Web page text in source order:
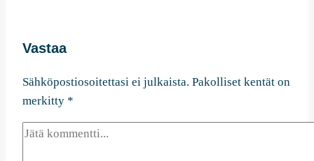
Vastaa
Sähköpostiosoitettasi ei julkaista. Pakolliset kentät on
merkitty *